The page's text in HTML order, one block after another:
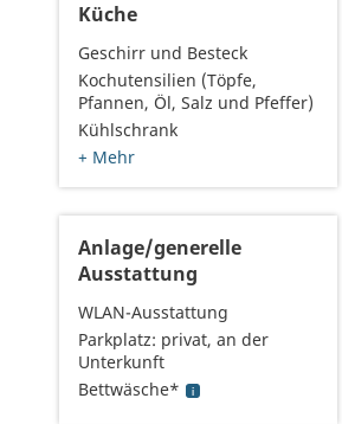
Küche
Geschirr und Besteck
Kochutensilien (Töpfe,
Pfannen, Öl, Salz und Pfeffer)
Kühlschrank
+ Mehr
Anlage/generelle
Ausstattung
WLAN-Ausstattung
Parkplatz: privat, an der
Unterkunft
Bettwäsche*